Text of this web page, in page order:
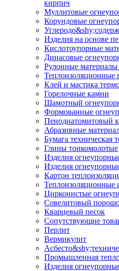
кирпич
Муллитовые
Корундовые
Изделия на основе
Кислотоупорные
Динасовые
Рулонные
Тепло­изоляционные
Клей и мастика
Горелочные камни
Шамотный
Формованные
Пенодиатомитовый
Абразивные
Бумага техническая
Глины тонкомолотые
Изделия
Изделия
Картон
Цирконистые
Совелитовый
Кварцевый песок
Сопутствующие
Перлит
Вермикулит
Промышленная
Изделия